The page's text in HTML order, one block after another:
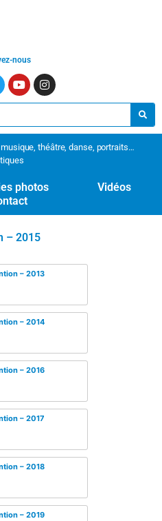
nous
théâtre, danse, portraits…
photos
Vidéos
– 2015
– 2013
– 2014
– 2016
– 2017
– 2018
– 2019